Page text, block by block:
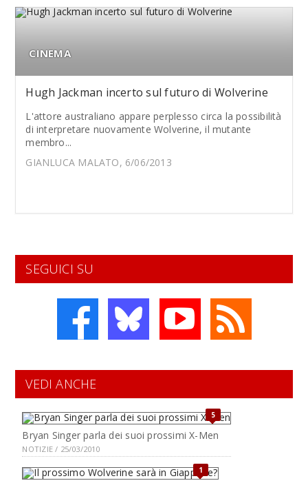
CINEMA
Hugh Jackman incerto sul futuro di Wolverine
L'attore australiano appare perplesso circa la possibilità
di interpretare nuovamente Wolverine, il mutante
membro...
GIANLUCA MALATO, 6/06/2013
SEGUICI SU
VEDI ANCHE
5
Bryan Singer parla dei suoi prossimi X-Men
NOTIZIE / 25/03/2010
1